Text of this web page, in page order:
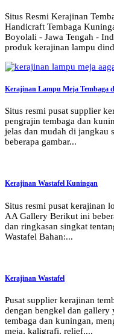
Situs Resmi Kerajinan
Handicraft Tembaga
Boyolali - Jawa Tengah -
produk kerajinan lampu
Kerajinan Lampu Meja Tembaga
Situs resmi pusat supplier
pengrajin tembaga dan
jelas dan mudah di jangkau
beberapa gambar...
Kerajinan Wastafel Kuningan
Situs resmi pusat kerajinan
AA Gallery Berikut ini
dan ringkasan singkat
Wastafel Bahan:...
Kerajinan Wastafel
Pusat supplier kerajinan
dengan bengkel dan gallery
tembaga dan kuningan,
meja, kaligrafi, relief,...